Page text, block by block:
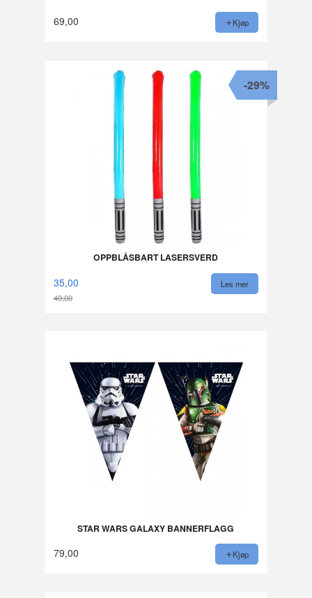
69,00 Kjøp
OPPBLÅSBART LASERSVERD
35,00
49,00
-29%
Les mer
STAR WARS GALAXY BANNERFLAGG
79,00 Kjøp